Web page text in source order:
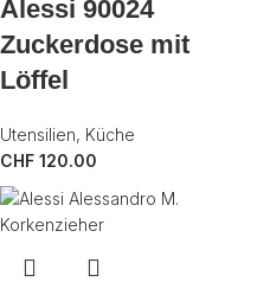
Alessi 90024
Zuckerdose mit
Löffel
Utensilien, Küche
CHF 120.00